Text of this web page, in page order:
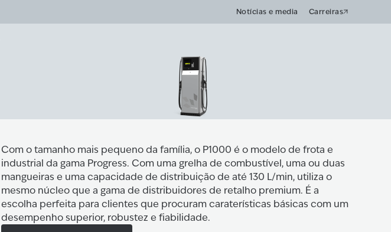
Notícias e media Carreiras
Com o tamanho mais pequeno da família, o P1000 é o modelo de frota e
industrial da gama Progress. Com uma grelha de combustível, uma ou duas
mangueiras e uma capacidade de distribuição de até 130 L/min, utiliza o
mesmo núcleo que a gama de distribuidores de retalho premium. É a
escolha perfeita para clientes que procuram caraterísticas básicas com um
desempenho superior, robustez e fiabilidade.